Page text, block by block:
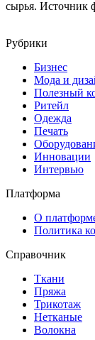
сырья. Источник
Рубрики
Бизнес
Мода и
Полезный
Ритейл
Одежда
Печать
Инновации
Интервью
Платформа
О
Политика
Справочник
Ткани
Пряжа
Трикотаж
Нетканые
Волокна